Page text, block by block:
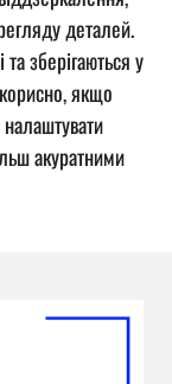
деталей.
зберігаються у
якщо
акуратними